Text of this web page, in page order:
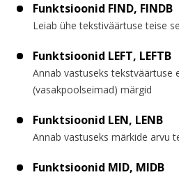
Funktsioonid FIND, FINDB
Leiab ühe tekstiväärtuse teise
Funktsioonid LEFT, LEFTB
Annab vastuseks tekstväärtuse
(vasakpoolseimad) märgid
Funktsioonid LEN, LENB
Annab vastuseks märkide arvu
Funktsioonid MID, MIDB